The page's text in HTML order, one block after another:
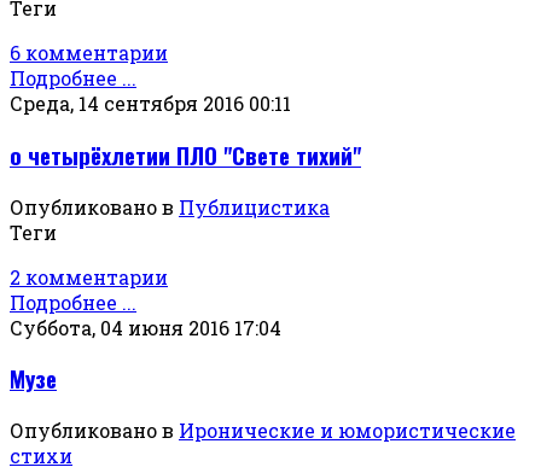
Теги
6 комментарии
Подробнее ...
Среда, 14 сентября 2016 00:11
о четырёхлетии ПЛО "Свете тихий"
Опубликовано в Публицистика
Теги
2 комментарии
Подробнее ...
Суббота, 04 июня 2016 17:04
Музе
Опубликовано в Иронические и юмористические
стихи